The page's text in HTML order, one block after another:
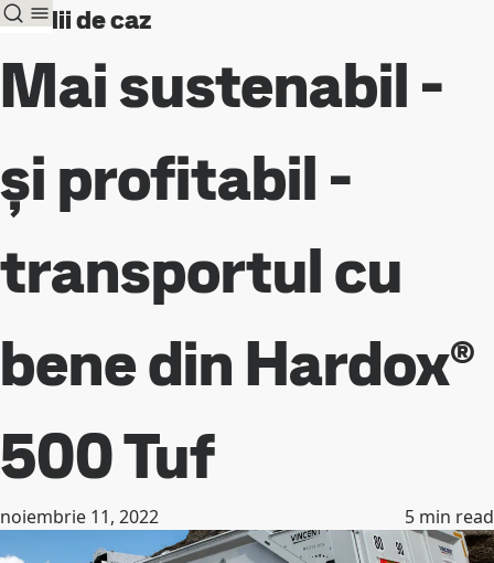
Studii de caz
Mai sustenabil -
și profitabil -
transportul cu
bene din Hardox®
500 Tuf
noiembrie 11, 2022 5 min read